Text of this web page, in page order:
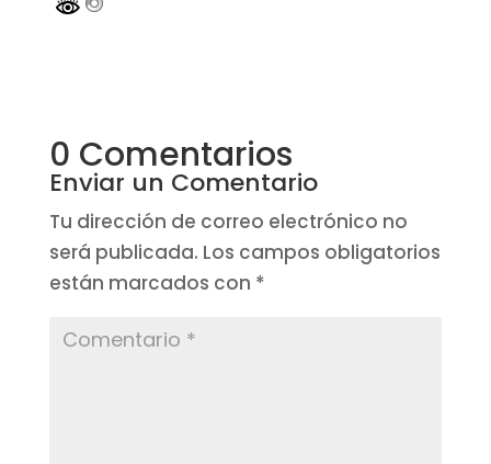
0 Comentarios
Enviar un Comentario
Tu dirección de correo electrónico no
será publicada. Los campos obligatorios
están marcados con *